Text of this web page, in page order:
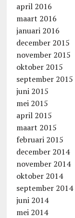
april 2016
maart 2016
januari 2016
december 2015
november 2015
oktober 2015
september 2015
juni 2015
mei 2015
april 2015
maart 2015
februari 2015
december 2014
november 2014
oktober 2014
september 2014
juni 2014
mei 2014